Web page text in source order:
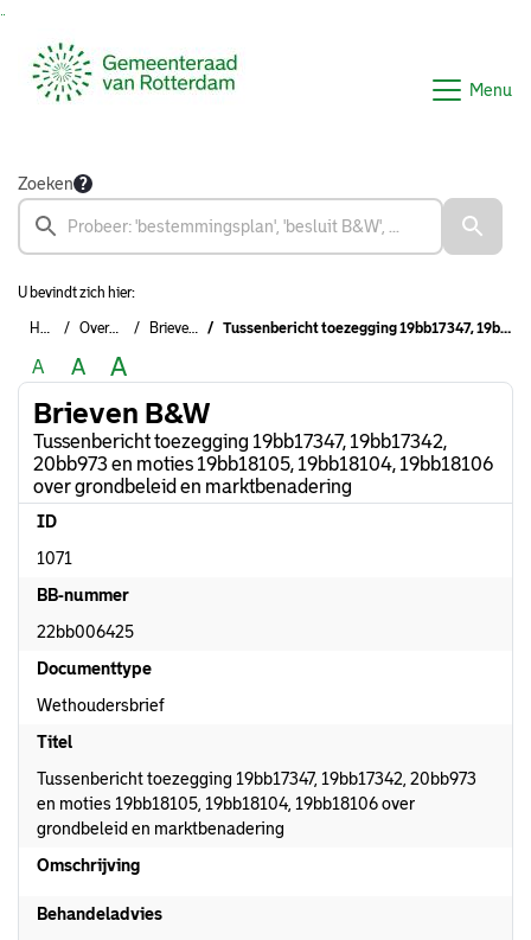
Menu
Zoeken
U bevindt zich hier:
Home Overzichten Brieven B&W Tussenbericht toezegging 19bb17347, 19bb17342, 20bb973 en moties 19bb18105, 19bb18104, 19bb18106 over grondbeleid en marktbenadering
A A A
Brieven B&W
Tussenbericht toezegging 19bb17347, 19bb17342,
20bb973 en moties 19bb18105, 19bb18104, 19bb18106
over grondbeleid en marktbenadering
ID
1071
BB-nummer
22bb006425
Documenttype
Wethoudersbrief
Titel
Tussenbericht toezegging 19bb17347, 19bb17342, 20bb973
en moties 19bb18105, 19bb18104, 19bb18106 over
grondbeleid en marktbenadering
Omschrijving
Behandeladvies